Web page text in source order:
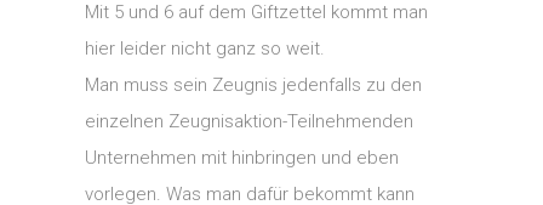
Mit 5 und 6 auf dem Giftzettel kommt man
hier leider nicht ganz so weit.
Man muss sein Zeugnis jedenfalls zu den
einzelnen Zeugnisaktion-Teilnehmenden
Unternehmen mit hinbringen und eben
vorlegen. Was man dafür bekommt kann